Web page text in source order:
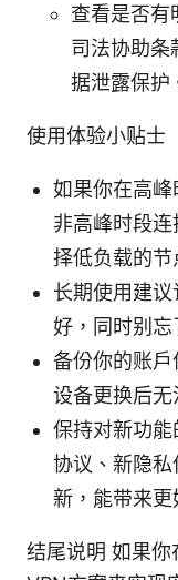
查看是否有
司法协助条
据泄露保护
使用体验小贴士
如果你在高
非高峰时段
择低负载的节
长期使用建
好，同时别忘
备份你的账
设备更换后无
保持对新功
协议、新隐
新，能带来更
结尾说明 如果